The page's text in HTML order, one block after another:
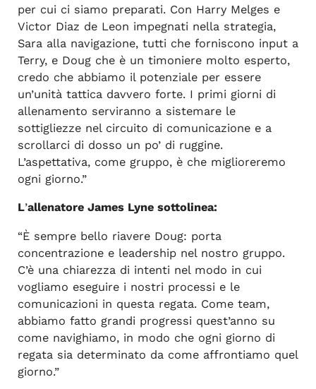
per cui ci siamo preparati. Con Harry Melges e
Victor Diaz de Leon impegnati nella strategia,
Sara alla navigazione, tutti che forniscono input a
Terry, e Doug che è un timoniere molto esperto,
credo che abbiamo il potenziale per essere
un’unità tattica davvero forte. I primi giorni di
allenamento serviranno a sistemare le
sottigliezze nel circuito di comunicazione e a
scrollarci di dosso un po’ di ruggine.
L’aspettativa, come gruppo, è che miglioreremo
ogni giorno.”
L’allenatore James Lyne sottolinea:
“È sempre bello riavere Doug: porta
concentrazione e leadership nel nostro gruppo.
C’è una chiarezza di intenti nel modo in cui
vogliamo eseguire i nostri processi e le
comunicazioni in questa regata. Come team,
abbiamo fatto grandi progressi quest’anno su
come navighiamo, in modo che ogni giorno di
regata sia determinato da come affrontiamo quel
giorno.”